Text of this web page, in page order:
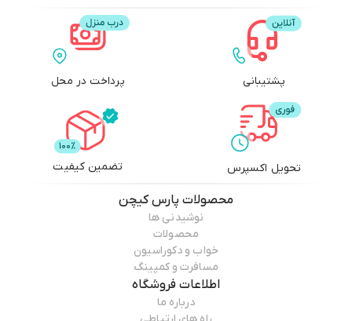
پشتیبانی پرداخت در محل
تحویل اکسپرس تضمین کیفیت
محصولات پارس کیچن
نوشیدنی ها
محصولات
خواب و دکوراسیون
مسافرت و کمپینگ
اطلاعات فروشگاه
درباره ما